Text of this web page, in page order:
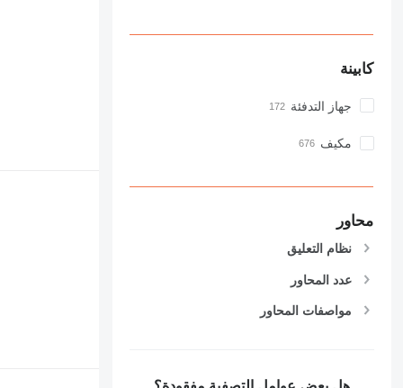
كابينة
جهاز التدفئة
مكيف
محاور
نظام التعليق
عدد المحاور
مواصفات المحاور